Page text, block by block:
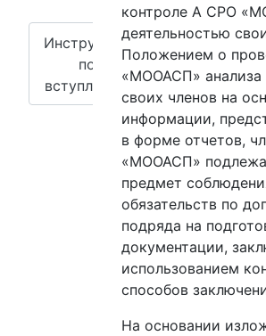
Инструкция
по
вступлению
контроле А СРО
деятельностью
Положением о
«МООАСП» анализа
своих членов на
информации,
в форме отчетов,
«МООАСП»
предмет
обязательств по
подряда на
документации,
использованием
способов
На основании